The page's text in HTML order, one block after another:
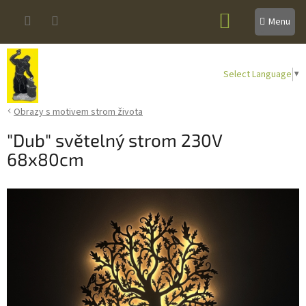
Select Language ▼
NÁKUPNÍ
KOŠÍK
Obrazy s motivem strom života
"Dub" světelný strom 230V
68x80cm